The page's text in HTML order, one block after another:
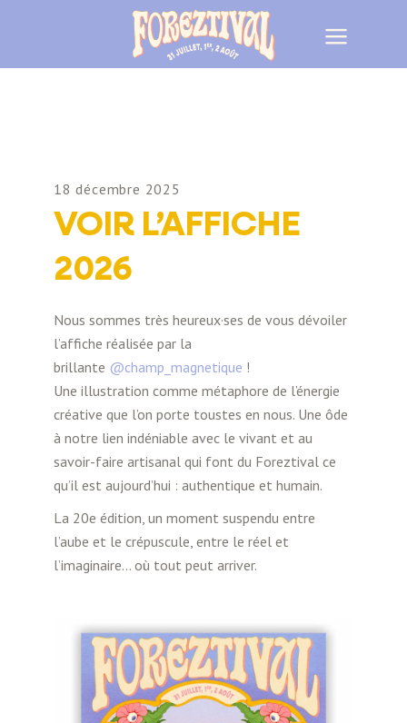
18 décembre 2025
VOIR L’AFFICHE
2026
Nous sommes très heureux·ses de vous dévoiler
l’affiche réalisée par la
brillante @champ_magnetique !
Une illustration comme métaphore de l’énergie
créative que l’on porte toustes en nous. Une ôde
à notre lien indéniable avec le vivant et au
savoir-faire artisanal qui font du Foreztival ce
qu’il est aujourd’hui : authentique et humain.
La 20e édition, un moment suspendu entre
l’aube et le crépuscule, entre le réel et
l’imaginaire… où tout peut arriver.